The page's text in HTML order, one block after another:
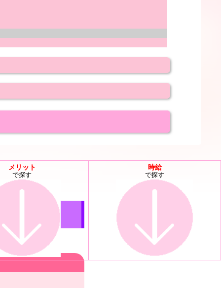
メリット
で探す
時給
で探す